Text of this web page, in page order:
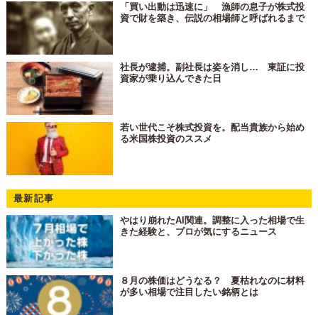
「買い出動は迅速に」 漁師の息子が株式投
資で財を築き、伝説の相場師と呼ばれるまで
社長が逮捕。副社長は姿を消し… 東証に投
資家が乗り込んできた日
若い世代こそ株式投資を。配当貴族から始め
る米国株投資のススメ
最新記事
やはり崩れたAI関連。調整に入った相場で生
きた経験と、プロが気にするニュース
８月の株価はどうなる？ 夏枯れなのに材料
が多い相場で注目したい銘柄とは